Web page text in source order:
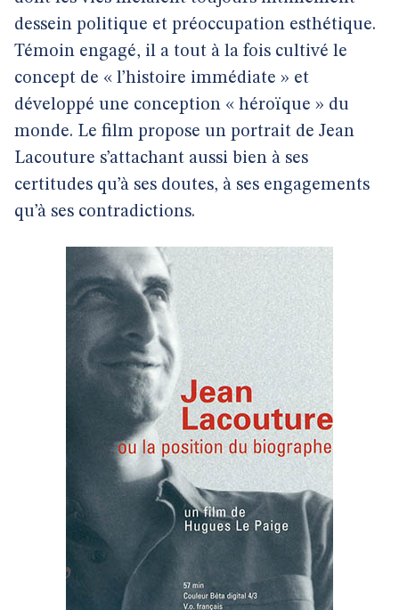
dessein politique et préoccupation esthétique.
Témoin engagé, il a tout à la fois cultivé le
concept de « l’histoire immédiate » et
développé une conception « héroïque » du
monde. Le film propose un portrait de Jean
Lacouture s’attachant aussi bien à ses
certitudes qu’à ses doutes, à ses engagements
qu’à ses contradictions.